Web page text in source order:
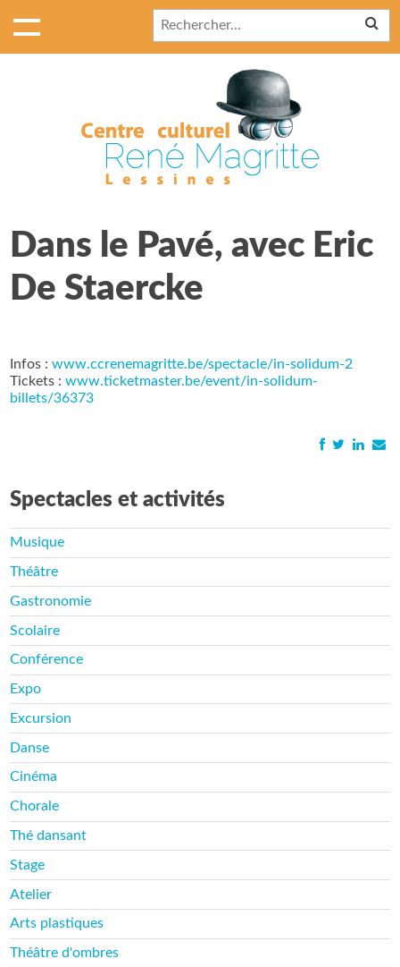
Dans le Pavé, avec Eric
De Staercke
Infos :www.ccrenemagritte.be/spectacle/in-solidum-2
Tickets :www.ticketmaster.be/event/in-solidum-
billets/36373
Spectacles et activités
Musique
Théâtre
Gastronomie
Scolaire
Conférence
Expo
Excursion
Danse
Cinéma
Chorale
Thé dansant
Stage
Atelier
Arts plastiques
Théâtre d'ombres